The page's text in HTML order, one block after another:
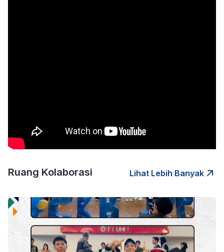
Ruang Kolaborasi Lihat Lebih Banyak